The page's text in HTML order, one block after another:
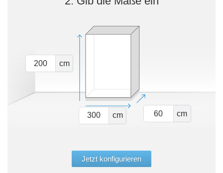
cm
cm cm
Jetzt konfigurieren